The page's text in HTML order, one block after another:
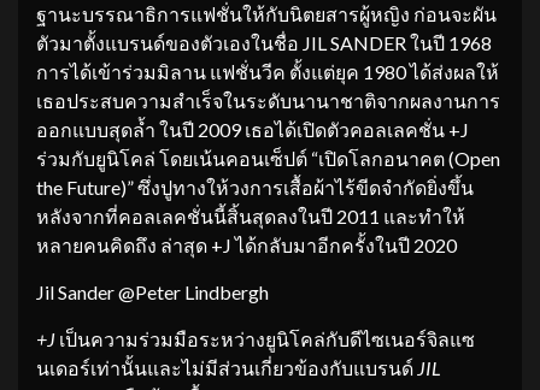
ฐานะบรรณาธิการแฟชั่นให้กับนิตยสารผู้หญิง ก่อนจะผัน
ตัวมาตั้งแบรนด์ของตัวเองในชื่อ JIL SANDER ในปี 1968
การได้เข้าร่วมมิลาน แฟชั่นวีค ตั้งแต่ยุค 1980 ได้ส่งผลให้
เธอประสบความสำเร็จในระดับนานาชาติจากผลงานการ
ออกแบบสุดล้ำ ในปี 2009 เธอได้เปิดตัวคอลเลคชั่น +J
ร่วมกับยูนิโคล่ โดยเน้นคอนเซ็ปต์ “เปิดโลกอนาคต (Open
the Future)” ซึ่งปูทางให้วงการเสื้อผ้าไร้ขีดจำกัดยิ่งขึ้น
หลังจากที่คอลเลคชั่นนี้สิ้นสุดลงในปี 2011 และทำให้
หลายคนคิดถึง ล่าสุด +J ได้กลับมาอีกครั้งในปี 2020
Jil Sander @Peter Lindbergh
+J เป็นความร่วมมือระหว่างยูนิโคล่กับดีไซเนอร์จิลแซ
นเดอร์เท่านั้นและไม่มีส่วนเกี่ยวข้องกับแบรนด์ JIL